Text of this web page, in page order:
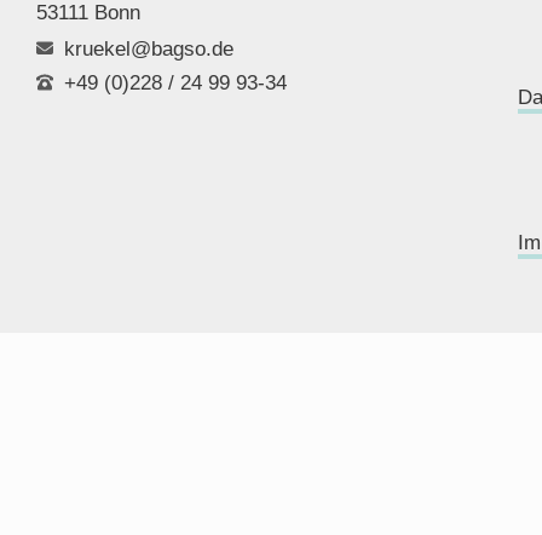
53111 Bonn
kruekel@bagso.de
+49 (0)228 / 24 99 93-34